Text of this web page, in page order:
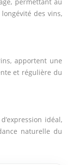
des vins,
apportent une
et régulière du
idéal,
naturelle du